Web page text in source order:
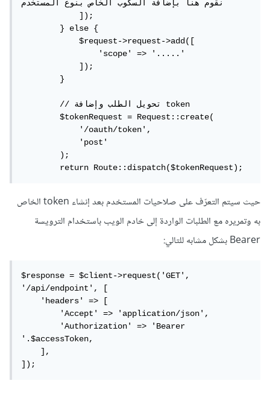
نقوم هنا بإضافة السكوب الخاص بنوع المستخدم
            ]);
        } else {
            $request->request->add([
                'scope' => '.....'
            ]);
        }
        // تحويل الطلب وإضافة token
        $tokenRequest = Request::create(
            '/oauth/token',
            'post'
        );
        return Route::dispatch($tokenRequest);
حيث سيتم التعرّف على صلاحيات المستخدم بعد إنشاء token الخاص
به وتمريره مع الطلبات الواردة إلى خادم الويب باستخدام الترويسة
Bearer بشكل مشابه للتالي:
$response = $client->request('GET',
'/api/endpoint', [
    'headers' => [
        'Accept' => 'application/json',
        'Authorization' => 'Bearer
'.$accessToken,
    ],
]);